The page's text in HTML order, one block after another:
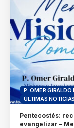
P. OMER GIRALDO
ÚLTIMAS NOTICIAS
Pentecostés:
evangelizar –